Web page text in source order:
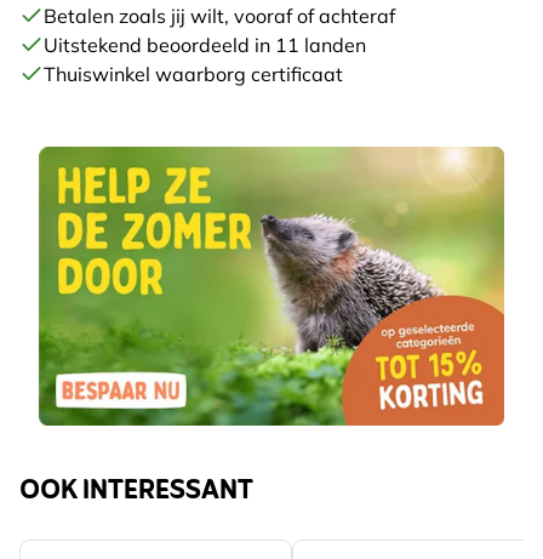
Betalen zoals jij wilt, vooraf of achteraf
Uitstekend beoordeeld in 11 landen
Thuiswinkel waarborg certificaat
OOK INTERESSANT